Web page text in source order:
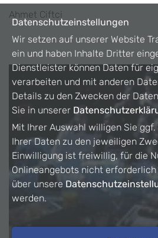
Ahmet Ciftci
Datenschutzeinstellungen
Wir setzen auf unserer Website
ein und haben Inhalte Dritter
Dienstleister können Daten für
verarbeiten und mit anderen
Details zu den Zwecken der
Sie in unserer
Mit Ihrer Auswahl willigen Sie
Ihrer Daten zu den jeweiligen
Einwilligung ist freiwillig, für die
Onlineangebots nicht
über unsere
werden.